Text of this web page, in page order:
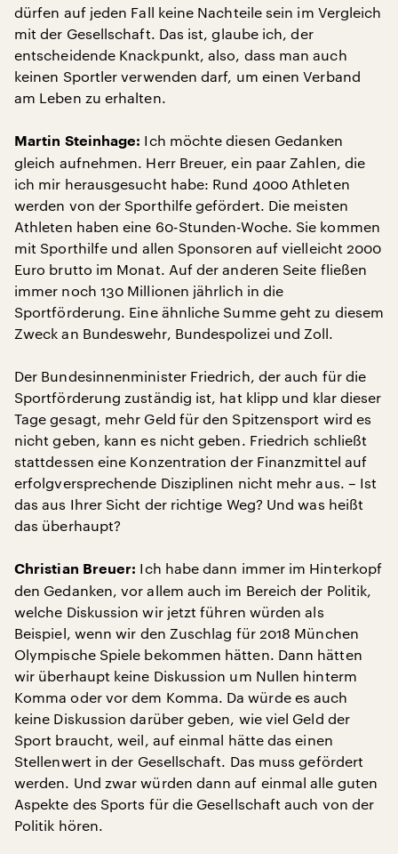
dürfen auf jeden Fall keine Nachteile sein im Vergleich
mit der Gesellschaft. Das ist, glaube ich, der
entscheidende Knackpunkt, also, dass man auch
keinen Sportler verwenden darf, um einen Verband
am Leben zu erhalten.
Martin Steinhage: Ich möchte diesen Gedanken
gleich aufnehmen. Herr Breuer, ein paar Zahlen, die
ich mir herausgesucht habe: Rund 4000 Athleten
werden von der Sporthilfe gefördert. Die meisten
Athleten haben eine 60-Stunden-Woche. Sie kommen
mit Sporthilfe und allen Sponsoren auf vielleicht 2000
Euro brutto im Monat. Auf der anderen Seite fließen
immer noch 130 Millionen jährlich in die
Sportförderung. Eine ähnliche Summe geht zu diesem
Zweck an Bundeswehr, Bundespolizei und Zoll.
Der Bundesinnenminister Friedrich, der auch für die
Sportförderung zuständig ist, hat klipp und klar dieser
Tage gesagt, mehr Geld für den Spitzensport wird es
nicht geben, kann es nicht geben. Friedrich schließt
stattdessen eine Konzentration der Finanzmittel auf
erfolgversprechende Disziplinen nicht mehr aus. – Ist
das aus Ihrer Sicht der richtige Weg? Und was heißt
das überhaupt?
Christian Breuer: Ich habe dann immer im Hinterkopf
den Gedanken, vor allem auch im Bereich der Politik,
welche Diskussion wir jetzt führen würden als
Beispiel, wenn wir den Zuschlag für 2018 München
Olympische Spiele bekommen hätten. Dann hätten
wir überhaupt keine Diskussion um Nullen hinterm
Komma oder vor dem Komma. Da würde es auch
keine Diskussion darüber geben, wie viel Geld der
Sport braucht, weil, auf einmal hätte das einen
Stellenwert in der Gesellschaft. Das muss gefördert
werden. Und zwar würden dann auf einmal alle guten
Aspekte des Sports für die Gesellschaft auch von der
Politik hören.